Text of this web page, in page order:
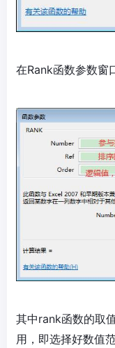
在Rank函数参数窗
其中rank函数的取
用，即选择好数值